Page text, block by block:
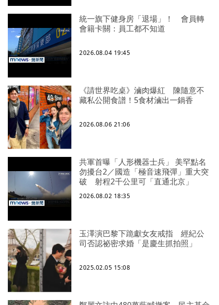
統一旗下健身房「退場」！ 會員轉
會籍卡關：員工都不知道
2026.08.04 19:45
《請世界吃桌》滷肉爆紅 陳隨意不
藏私公開食譜！5食材滷出一鍋香
2026.08.06 21:06
共軍首曝「人形機器士兵」 美罕點名
勿擾台2／國造「極音速飛彈」重大突
破 射程2千公里可「直通北京」
2026.08.02 18:35
玉澤演巴黎下跪獻女友戒指 經紀公
司否認祕密求婚「是慶生抓拍照」
2025.02.05 15:08